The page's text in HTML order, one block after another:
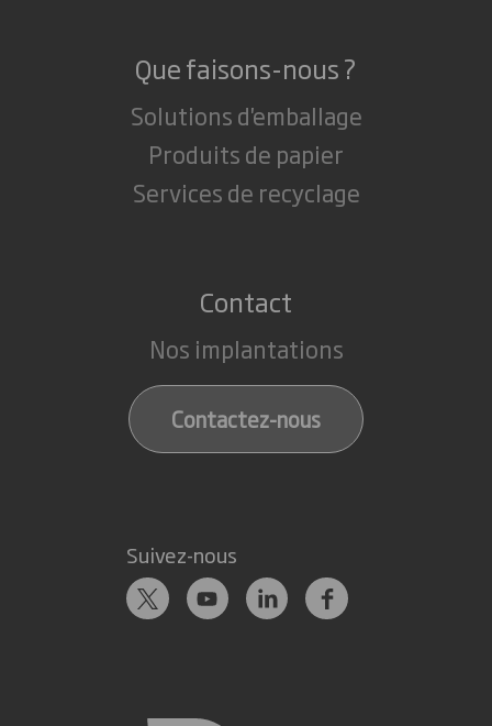
Que faisons-nous ?
Solutions d'emballage
Produits de papier
Services de recyclage
Contact
Nos implantations
Contactez-nous
Suivez-nous